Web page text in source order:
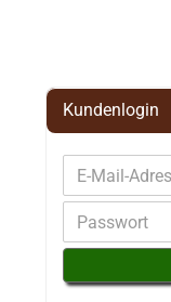
Kundenlogin